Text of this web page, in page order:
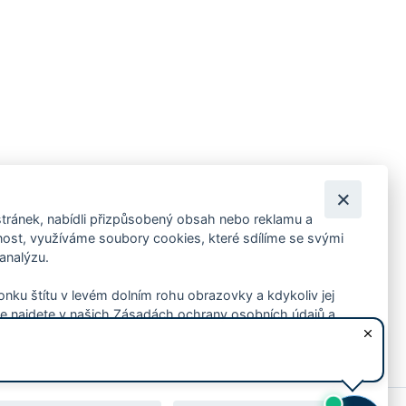
pozvánky na kulturní a sportovní akce?
nabídli přizpůsobený obsah nebo reklamu a
využíváme soubory cookies, které sdílíme se svými
štítu v levém dolním rohu obrazovky a kdykoliv jej
najdete v našich Zásadách ochrany osobních údajů a